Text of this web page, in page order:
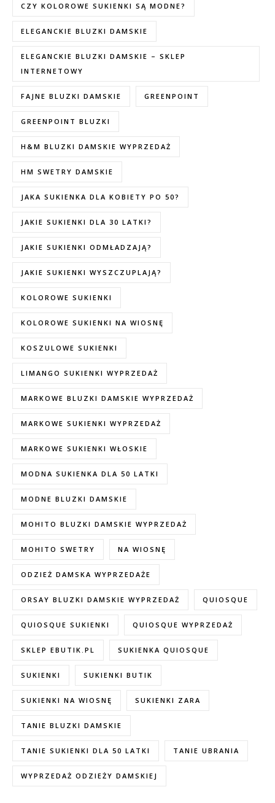
CZY KOLOROWE SUKIENKI SĄ MODNE?
ELEGANCKIE BLUZKI DAMSKIE
ELEGANCKIE BLUZKI DAMSKIE – SKLEP
INTERNETOWY
FAJNE BLUZKI DAMSKIE GREENPOINT
GREENPOINT BLUZKI
H&M BLUZKI DAMSKIE WYPRZEDAŻ
HM SWETRY DAMSKIE
JAKA SUKIENKA DLA KOBIETY PO 50?
JAKIE SUKIENKI DLA 30 LATKI?
JAKIE SUKIENKI ODMŁADZAJĄ?
JAKIE SUKIENKI WYSZCZUPLAJĄ?
KOLOROWE SUKIENKI
KOLOROWE SUKIENKI NA WIOSNĘ
KOSZULOWE SUKIENKI
LIMANGO SUKIENKI WYPRZEDAŻ
MARKOWE BLUZKI DAMSKIE WYPRZEDAŻ
MARKOWE SUKIENKI WYPRZEDAŻ
MARKOWE SUKIENKI WŁOSKIE
MODNA SUKIENKA DLA 50 LATKI
MODNE BLUZKI DAMSKIE
MOHITO BLUZKI DAMSKIE WYPRZEDAŻ
MOHITO SWETRY NA WIOSNĘ
ODZIEŻ DAMSKA WYPRZEDAŻE
ORSAY BLUZKI DAMSKIE WYPRZEDAŻ QUIOSQUE
QUIOSQUE SUKIENKI QUIOSQUE WYPRZEDAŻ
SKLEP EBUTIK.PL SUKIENKA QUIOSQUE
SUKIENKI SUKIENKI BUTIK
SUKIENKI NA WIOSNĘ SUKIENKI ZARA
TANIE BLUZKI DAMSKIE
TANIE SUKIENKI DLA 50 LATKI TANIE UBRANIA
WYPRZEDAŻ ODZIEŻY DAMSKIEJ